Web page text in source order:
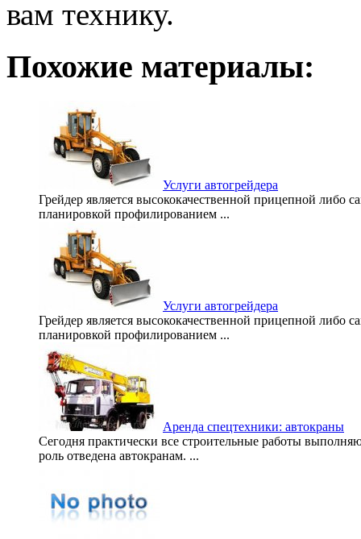
вам технику.
Похожие материалы:
Услуги автогрейдера
Грейдер является высококачественной прицепной
планировкой профилированием ...
Услуги автогрейдера
Грейдер является высококачественной прицепной
планировкой профилированием ...
Аренда спецтехники: автокраны
Сегодня практически все строительные работы
роль отведена автокранам. ...